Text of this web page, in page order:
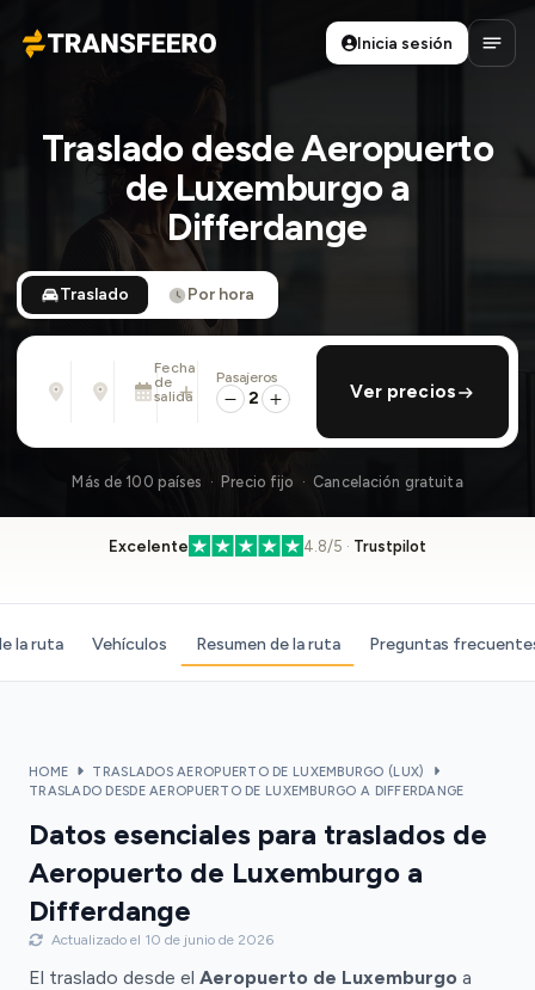
Transfeero
Inicia sesión
Abrir
Traslado desde Aeropuerto
de Luxemburgo a
Differdange
Traslado Por hora
Desde
Dirección, aeropuerto, hotel, ...
Hasta
Dirección, aeropuerto, hotel, ...
Fecha
de
salida
Sáb., 8 Ago. · 13:45
añadir regreso
Pasajeros
2 Ver precios
Más de 100 países · Precio fijo · Cancelación gratuita
Excelente 4.8/5 · Trustpilot
la ruta Vehículos Resumen de la ruta Preguntas
HOME
TRASLADOS AEROPUERTO DE LUXEMBURGO (LUX)
TRASLADO DESDE AEROPUERTO DE LUXEMBURGO A DIFFERDANGE
Datos esenciales para traslados de
Aeropuerto de Luxemburgo a
Differdange
Actualizado el 10 de junio de 2026
El traslado desde el Aeropuerto de Luxemburgo a